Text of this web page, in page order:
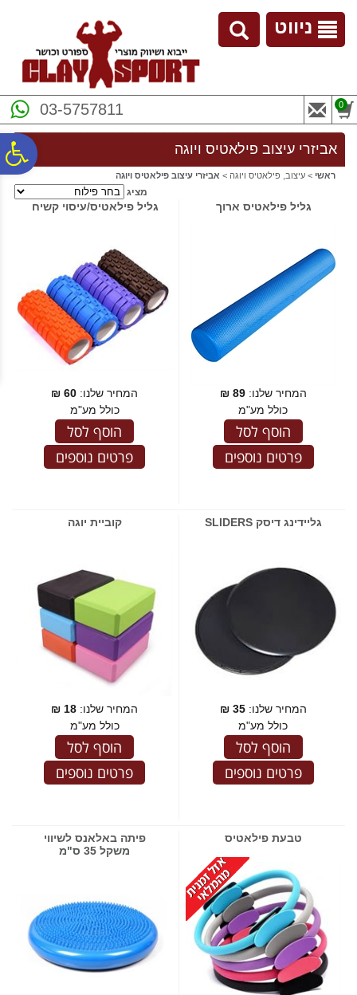
נגישות
ניווט
03-5757811 0
אביזרי עיצוב פילאטיס ויוגה
ראשי > עיצוב, פילאטיס ויוגה > אביזרי עיצוב פילאטיס ויוגה
מציג
גליל פילאטיס ארוך
המחיר שלנו:89
₪
כולל מע"מ
הוסף לסל
פרטים נוספים
גליל פילאטיס/עיסוי קשיח
המחיר שלנו: 60
₪
כולל מע"מ
הוסף לסל
פרטים נוספים
גליידינג דיסק SLIDERS
המחיר שלנו:35
₪
כולל מע"מ
הוסף לסל
פרטים נוספים
קוביית יוגה
המחיר שלנו: 18
₪
כולל מע"מ
הוסף לסל
פרטים נוספים
טבעת פילאטיס
פיתה באלאנס לשיווי
משקל 35 ס"מ